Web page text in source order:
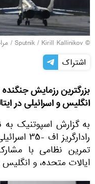
© Sputnik / Kirill Kallinikov
/
اشتراک
انگلیس و اسرائیلی در
به گزارش اسپوتنیک به
تمرین نظامی با
ایالات متحده، و